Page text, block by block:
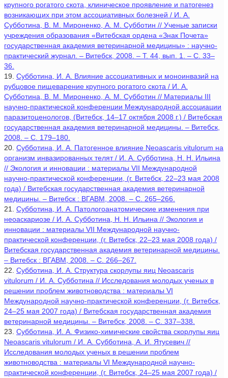
крупного рогатого скота, клиническое проявление и патогенез
возникающих при этом ассоциативных болезней / И. А.
Субботина, В. М. Мироненко, А. М. Субботин // Ученые записки
учреждения образования «Витебская ордена «Знак Почета»
государственная академия ветеринарной медицины» : научно-
практический журнал. – Витебск, 2008. – Т. 44, вып. 1. – С. 33–
36.
19. Субботина, И. А. Влияние ассоциативных и моноинвазий на
рубцовое пищеварение крупного рогатого скота / И. А.
Субботина, В. М. Мироненко, А. М. Субботин // Материалы III
научно-практической конференции Международной ассоциации
паразитоценологов, (Витебск, 14–17 октября 2008 г.) / Витебская
государственная академия ветеринарной медицины. – Витебск,
2008. – С. 179–180.
20. Субботина, И. А. Патогенное влияние Neoascaris vitulorum на
организм инвазированных телят / И. А. Субботина, Н. Н. Ильина
// Экология и инновации : материалы VII Международной
научно-практической конференции, (г. Витебск, 22–23 мая 2008
года) / Витебская государственная академия ветеринарной
медицины. – Витебск : ВГАВМ, 2008. – С. 265–266.
21. Субботина, И. А. Патологоанатомические изменения при
неоаскариозе / И. А. Субботина, Н. Н. Ильина // Экология и
инновации : материалы VII Международной научно-
практической конференции, (г. Витебск, 22–23 мая 2008 года) /
Витебская государственная академия ветеринарной медицины.
– Витебск : ВГАВМ, 2008. – С. 266–267.
22. Субботина, И. А. Структура скорлупы яиц Neoascaris
vitulorum / И. А. Субботина // Исследования молодых ученых в
решении проблем животноводства : материалы VI
Международной научно-практической конференции, (г. Витебск,
24–25 мая 2007 года) / Витебская государственная академия
ветеринарной медицины. – Витебск, 2008. – С. 337–338.
23. Субботина, И. А. Физико-химические свойства скорлупы яиц
Neoascaris vitulorum / И. А. Субботина, А. И. Ятусевич //
Исследования молодых ученых в решении проблем
животноводства : материалы VI Международной научно-
практической конференции, (г. Витебск, 24–25 мая 2007 года) /